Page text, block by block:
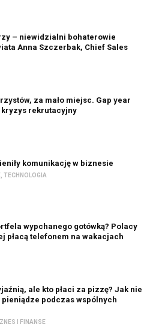
– niewidzialni bohaterowie
Anna Szczerbak, Chief Sales
za mało miejsc. Gap year
kryzys rekrutacyjny
komunikację w biznesie
TECHNOLOGIA
wypchanego gotówką? Polacy
płacą telefonem na wakacjach
ale kto płaci za pizzę? Jak nie
pieniądze podczas wspólnych
I FINANSE